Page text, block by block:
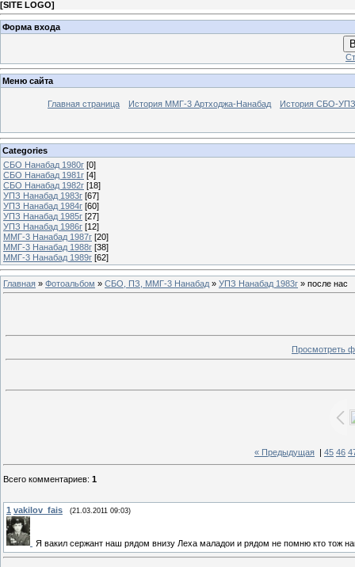
[SITE LOGO]
Форма входа
Меню сайта
Главная страница История ММГ-3 Артходжа-Нанабад История СБО-УПЗ
Categories
СБО Нанабад 1980г [0]
СБО Нанабад 1981г [4]
СБО Нанабад 1982г [18]
УПЗ Нанабад 1983г [67]
УПЗ Нанабад 1984г [60]
УПЗ Нанабад 1985г [27]
УПЗ Нанабад 1986г [12]
ММГ-3 Нанабад 1987г [20]
ММГ-3 Нанабад 1988г [38]
ММГ-3 Нанабад 1989г [62]
Главная » Фотоальбом » СБО, ПЗ, ММГ-3 Нанабад » УПЗ Нанабад 1983г » после нас
Просмотреть
« Предыдущая 45 46
Всего комментариев: 1
1 vakilov_fais (21.03.2011 09:03)
Я вакил сержант наш рядом внизу Леха маладои и рядом не помню кто тож